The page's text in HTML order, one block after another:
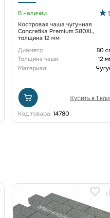
В наличии
Костровая чаша чугунная
Concretika Premium S80XL,
толщина 12 мм
Диаметр
80
Толщина чаши
12
Материал
Купить в 1
Код товара: 14780